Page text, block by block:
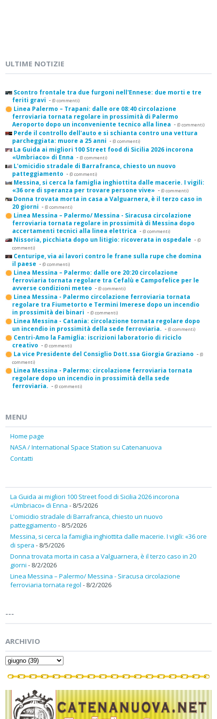
ULTIME NOTIZIE
Scontro frontale tra due furgoni nell'Ennese: due morti e tre
feriti gravi - (0 commenti)
Linea Palermo – Trapani: dalle ore 08:40 circolazione
ferroviaria tornata regolare in prossimità di Palermo
Aeroporto dopo un inconveniente tecnico alla linea - (0 commenti)
Perde il controllo dell'auto e si schianta contro una vettura
parcheggiata: muore a 25 anni - (0 commenti)
La Guida ai migliori 100 Street food di Sicilia 2026 incorona
«Umbriaco» di Enna - (0 commenti)
L'omicidio stradale di Barrafranca, chiesto un nuovo
patteggiamento - (0 commenti)
Messina, si cerca la famiglia inghiottita dalle macerie. I vigili:
«36 ore di speranza per trovare persone vive» - (0 commenti)
Donna trovata morta in casa a Valguarnera, è il terzo caso in
20 giorni - (0 commenti)
Linea Messina – Palermo/ Messina - Siracusa circolazione
ferroviaria tornata regolare in prossimità di Messina dopo
accertamenti tecnici alla linea elettrica - (0 commenti)
Nissoria, picchiata dopo un litigio: ricoverata in ospedale - (0
commenti)
Centuripe, via ai lavori contro le frane sulla rupe che domina
il paese - (0 commenti)
Linea Messina – Palermo: dalle ore 20:20 circolazione
ferroviaria tornata regolare tra Cefalù e Campofelice per le
avverse condizioni meteo - (0 commenti)
Linea Messina - Palermo circolazione ferroviaria tornata
regolare tra Fiumetorto e Termini Imerese dopo un incendio
in prossimità dei binari - (0 commenti)
Linea Messina - Catania: circolazione tornata regolare dopo
un incendio in prossimità della sede ferroviaria. - (0 commenti)
Centri-Amo la Famiglia: iscrizioni laboratorio di riciclo
creativo - (0 commenti)
La vice Presidente del Consiglio Dott.ssa Giorgia Graziano - (0
commenti)
Linea Messina - Palermo: circolazione ferroviaria tornata
regolare dopo un incendio in prossimità della sede
ferroviaria. - (0 commenti)
MENU
Home page
NASA / International Space Station su Catenanuova
Contatti
La Guida ai migliori 100 Street food di Sicilia 2026 incorona
«Umbriaco» di Enna - 8/5/2026
L'omicidio stradale di Barrafranca, chiesto un nuovo
patteggiamento - 8/5/2026
Messina, si cerca la famiglia inghiottita dalle macerie. I vigili: «36 ore
di spera - 8/5/2026
Donna trovata morta in casa a Valguarnera, è il terzo caso in 20
giorni - 8/2/2026
Linea Messina – Palermo/ Messina - Siracusa circolazione
ferroviaria tornata regol - 8/2/2026
---
ARCHIVIO